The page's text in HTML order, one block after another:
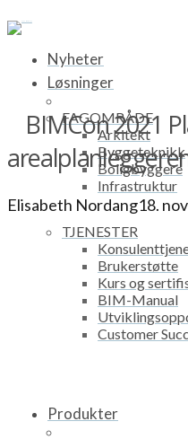
Nyheter
Løsninger
FAGOMRÅDE
Arkitekt
Byggeteknikk
Boligbyggere
Infrastruktur
TJENESTER
Brukerstøtte
Kurs og
BIM-Manual
Customer
Produkter
BIMCon 2021
Elisabeth Nordang18.